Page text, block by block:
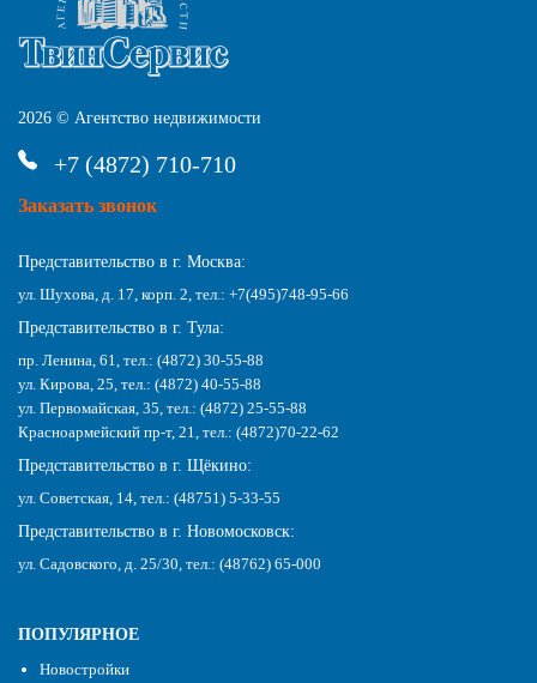
2026 © Агентство недвижимости
+7 (4872) 710-710
Заказать звонок
Представительство в г. Москва:
ул. Шухова, д. 17, корп. 2, тел.: +7(495)748-95-66
Представительство в г. Тула:
пр. Ленина, 61, тел.: (4872) 30-55-88
ул. Кирова, 25, тел.: (4872) 40-55-88
ул. Первомайская, 35, тел.: (4872) 25-55-88
Красноармейский пр-т, 21, тел.: (4872)70-22-62
Представительство в г. Щёкино:
ул. Советская, 14, тел.: (48751) 5-33-55
Представительство в г. Новомосковск:
ул. Садовского, д. 25/30, тел.: (48762) 65-000
ПОПУЛЯРНОЕ
Новостройки